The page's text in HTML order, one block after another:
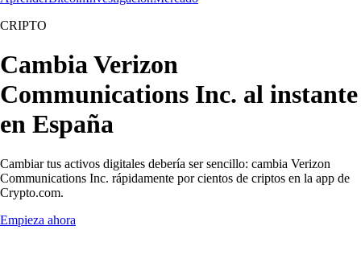
CRIPTO
Cambia Verizon
Communications Inc. al instante
en España
Cambiar tus activos digitales debería ser sencillo: cambia Verizon
Communications Inc. rápidamente por cientos de criptos en la app de
Crypto.com.
Empieza ahora